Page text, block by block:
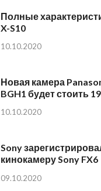
Полные
X-S10
10.10.2020
Новая камера
BGH1 будет стоить
10.10.2020
Sony
кинокамеру Sony FX6
09.10.2020